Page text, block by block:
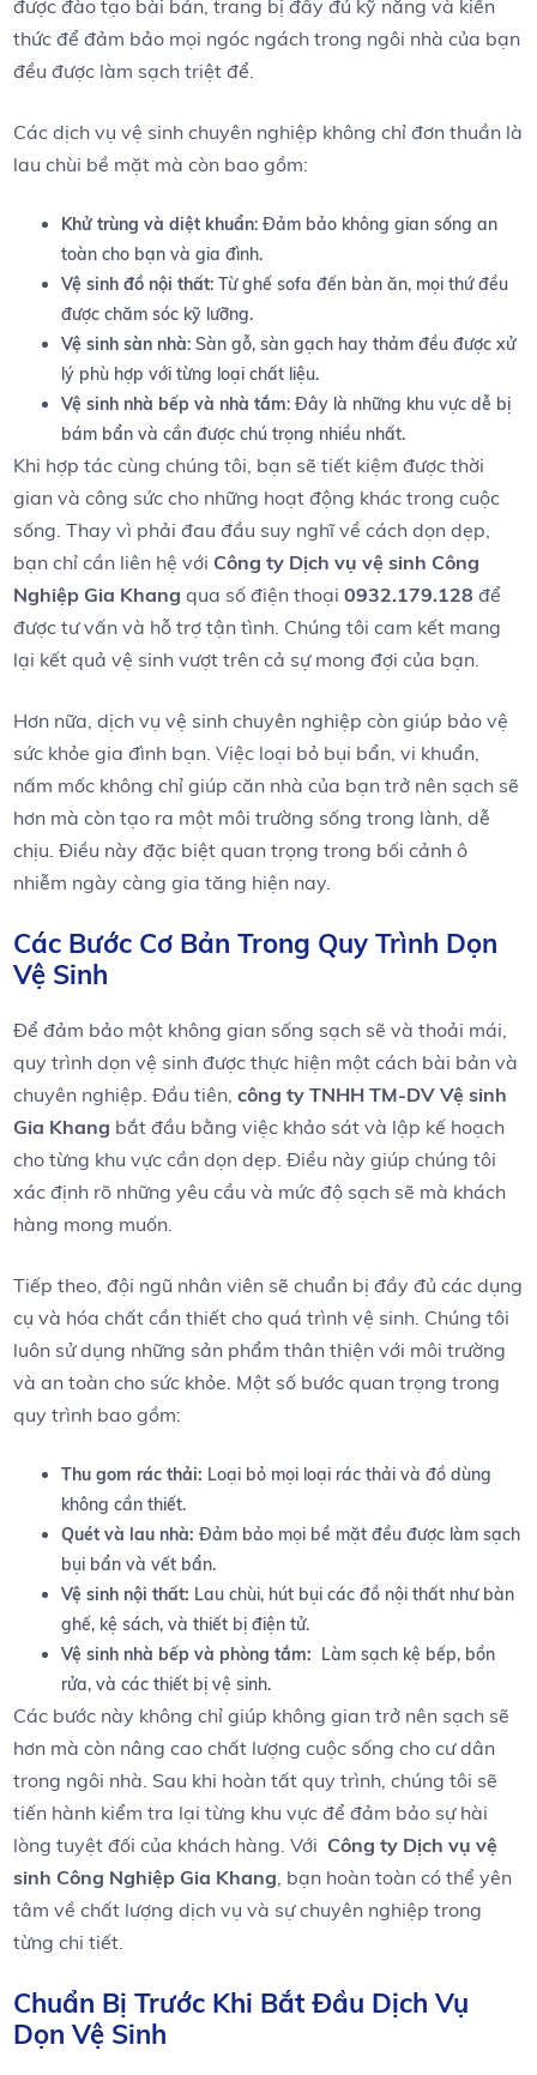
được đào tạo bài bản, trang bị‍ đầy đủ kỹ năng và kiến​
thức để đảm bảo ⁣mọi ngóc ngách trong ngôi nhà ⁤của ⁣bạn​
đều được làm sạch triệt‌ để.
Các dịch vụ vệ sinh chuyên ⁤nghiệp không chỉ đơn thuần ‌là
lau chùi bề mặt mà còn bao gồm:
Khử trùng ⁢và diệt khuẩn: Đảm bảo không gian sống an
toàn cho bạn và⁢ gia đình.
Vệ sinh đồ nội thất: Từ ghế⁢ sofa đến bàn ⁢ăn, mọi thứ đều
⁢được chăm ⁤sóc kỹ ​lưỡng.
Vệ sinh sàn nhà: Sàn gỗ, sàn⁢ gạch⁣ hay thảm đều được xử
lý phù‍ hợp‍ với từng ⁣loại chất liệu.
Vệ sinh nhà bếp‍ và nhà tắm: Đây là ​những khu vực dễ bị
bám bẩn và ⁢cần được chú trọng ‌nhiều nhất.
Khi⁤ hợp tác cùng chúng tôi, ⁢bạn sẽ tiết kiệm⁤ được thời⁣
gian và công sức cho những hoạt động khác trong cuộc
sống. Thay vì ​phải‍ đau đầu suy nghĩ về cách ⁤dọn dẹp,
bạn chỉ cần liên hệ với Công​ ty ‍Dịch ‍vụ vệ sinh Công
Nghiệp Gia Khang qua ⁣số điện thoại0932.179.128 để
được tư vấn và hỗ trợ ‌tận tình. Chúng tôi cam kết mang
lại kết quả vệ sinh vượt ​trên cả sự mong đợi của bạn.
Hơn nữa, ⁣dịch vụ vệ sinh chuyên ‌nghiệp còn giúp​ bảo vệ
sức khỏe gia ⁢đình bạn. Việc ⁣loại bỏ ⁢bụi bẩn, vi khuẩn,⁢
nấm mốc không ​chỉ giúp căn nhà của bạn ‌trở nên‌ sạch sẽ
hơn mà còn tạo ra⁤ một​ môi trường ‌sống‌ trong lành, dễ
chịu. Điều này đặc biệt ⁣quan trọng trong​ bối ⁤cảnh ô
nhiễm ‌ngày càng⁢ gia tăng hiện nay.
Các ‍Bước Cơ Bản Trong Quy‌ Trình​ Dọn
Vệ​ Sinh
Để đảm bảo một không gian sống sạch sẽ ‌và thoải mái,
quy trình⁢ dọn vệ ⁣sinh ‌được thực hiện một cách ⁢bài bản và
chuyên nghiệp. Đầu tiên,công ‍ty TNHH TM-DV Vệ sinh
Gia Khang bắt đầu bằng việc khảo sát và lập kế ​hoạch
cho từng⁣ khu vực cần dọn dẹp. Điều ‌này giúp ‌chúng tôi
xác định rõ những yêu cầu và mức độ‍ sạch sẽ ⁢mà‌ khách
⁤hàng mong muốn.
Tiếp theo,‍ đội ngũ nhân‌ viên sẽ chuẩn bị ⁢đầy đủ các dụng
cụ và hóa chất cần⁢ thiết cho quá​ trình vệ sinh. Chúng tôi
luôn sử dụng những sản phẩm thân⁤ thiện với⁢ môi trường
và an toàn ⁤cho sức⁣ khỏe. Một số⁣ bước quan trọng trong
quy​ trình bao gồm:
Thu gom ‍rác thải: ‌Loại bỏ mọi loại rác⁤ thải và​ đồ​ dùng
không cần thiết.
Quét và lau nhà: Đảm bảo mọi bề mặt đều ⁣được làm sạch
bụi⁤ bẩn và vết bẩn.
Vệ sinh nội thất: Lau chùi, hút bụi các đồ nội thất như bàn
ghế, kệ sách, và thiết ⁤bị điện⁤ tử.
Vệ sinh nhà bếp và ⁣phòng⁣ tắm: ‍ Làm sạch kệ bếp, ⁤bồn
rửa, và các thiết bị vệ ⁢sinh.
Các bước này không chỉ giúp ​không gian trở nên‍ sạch sẽ
hơn mà còn ​nâng cao chất lượng cuộc sống‌ cho cư dân
⁢trong ngôi nhà. ‌Sau khi hoàn tất ⁣quy trình, chúng ​tôi⁣ sẽ
tiến hành kiểm tra‍ lại từng khu⁣ vực để đảm bảo sự hài
lòng tuyệt​ đối ‌của khách hàng. Với ​ Công ty ⁢Dịch vụ vệ
sinh Công‍ Nghiệp ⁢Gia Khang , bạn hoàn toàn ⁣có ⁢thể ⁤yên
tâm về chất lượng dịch vụ và sự chuyên nghiệp trong
⁣từng chi tiết.
Chuẩn Bị Trước⁣ Khi Bắt ⁢Đầu ‌Dịch Vụ
Dọn ‍Vệ Sinh